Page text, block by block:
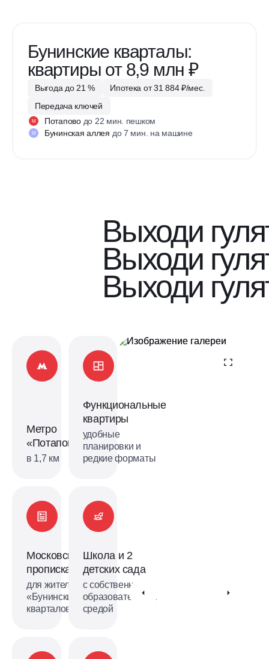
Бунинские кварталы:
квартиры от 8,9 млн ₽
Выгода до 21 %
Ипотека от 31 884 ₽/мес.
Передача ключей
М Потапово до 22 мин. пешком
М Бунинская аллея до 7 мин. на машине
Выходи
Выходи
Выходи
Метро
«Потапово»
в 1,7 км
Функциональные
квартиры
удобные
планировки и
редкие форматы
Московская
прописка
для жителей
«Бунинских
кварталов»
Школа и 2
детских сада
с собственной
образовательной
средой